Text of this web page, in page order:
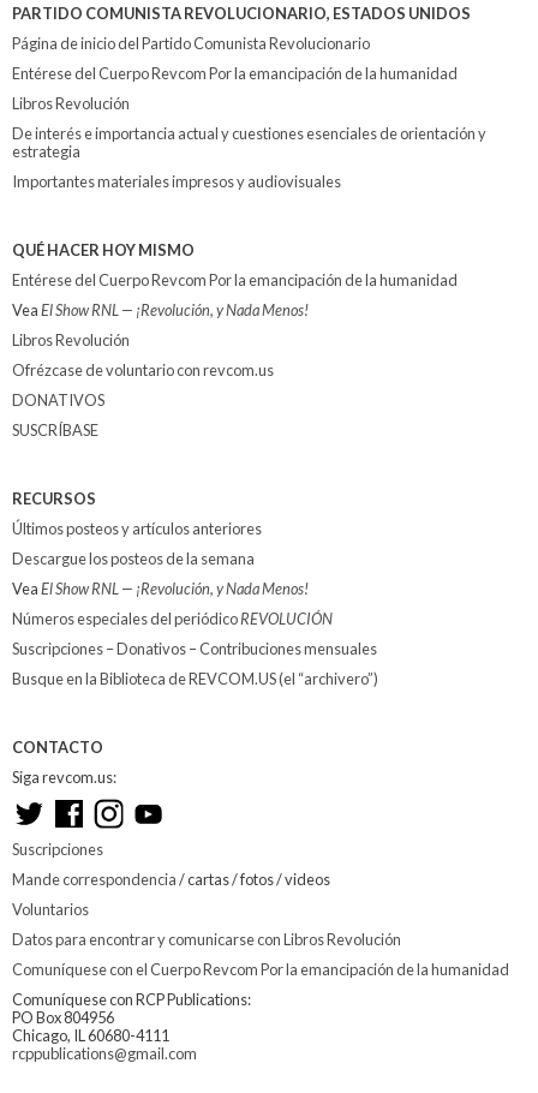
PARTIDO COMUNISTA REVOLUCIONARIO, ESTADOS UNIDOS
Página de inicio del Partido Comunista Revolucionario
Entérese del Cuerpo Revcom Por la emancipación de la humanidad
Libros Revolución
De interés e importancia actual y cuestiones esenciales de orientación y
estrategia
Importantes materiales impresos y audiovisuales
QUÉ HACER HOY MISMO
Entérese del Cuerpo Revcom Por la emancipación de la humanidad
VeaEl Show RNL — ¡Revolución, y Nada Menos!
Libros Revolución
Ofrézcase de voluntario con revcom.us
DONATIVOS
SUSCRÍBASE
RECURSOS
Últimos posteos y artículos anteriores
Descargue los posteos de la semana
VeaEl Show RNL — ¡Revolución, y Nada Menos!
Números especiales del periódicoREVOLUCIÓN
Suscripciones – Donativos – Contribuciones mensuales
Busque en la Biblioteca de REVCOM.US (el “archivero”)
CONTACTO
Siga revcom.us:
Suscripciones
Mande correspondencia/ cartas / fotos / videos
Voluntarios
Datos para encontrar y comunicarse con Libros Revolución
Comuníquese con el Cuerpo Revcom Por la emancipación de la humanidad
Comuníquese con RCP Publications:
PO Box 804956
Chicago, IL 60680-4111
rcppublications@gmail.com